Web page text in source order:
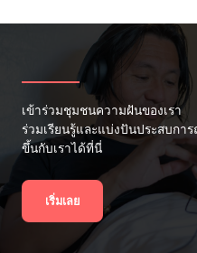
เข้าร่วมชุมชนความฝันของเรา
ร่วมเรียนรู้และแบ่งปันประสบกา
ขึ้นกับเราได้ที่นี่
เริ่มเลย